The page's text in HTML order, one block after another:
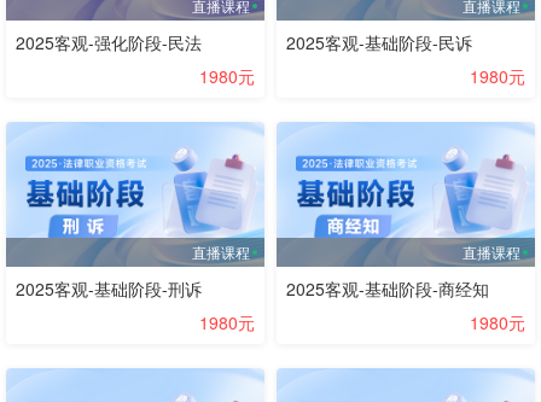
直播课程
2025客观-强化阶段-民法
1980元
直播课程
2025客观-基础阶段-民诉
1980元
直播课程
2025客观-基础阶段-刑诉
1980元
直播课程
2025客观-基础阶段-商经知
1980元